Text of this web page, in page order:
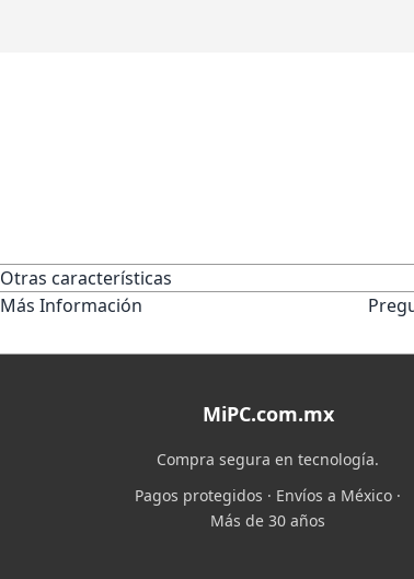
Otras características
Más Información
MiPC.com.mx
Compra segura en tecnología.
Pagos protegidos · Envíos a México ·
Más de 30 años